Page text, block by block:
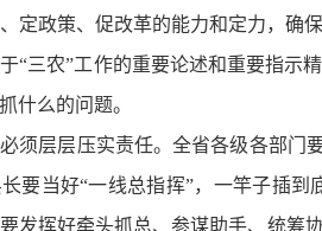
定政策、促改革的能力和定力，确
“三农”工作的重要论述和重要指示
什么的问题。
须层层压实责任。全省各级各部门
要当好“一线总指挥”，一竿子插
发挥好牵头抓总、参谋助手、统筹